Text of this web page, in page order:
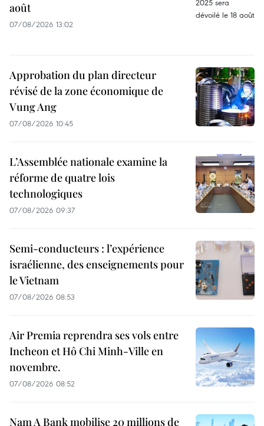
août
07/08/2026 13:02
Approbation du plan directeur
révisé de la zone économique de
Vung Ang
07/08/2026 10:45
L’Assemblée nationale examine la
réforme de quatre lois
technologiques
07/08/2026 09:37
Semi-conducteurs : l’expérience
israélienne, des enseignements pour
le Vietnam
07/08/2026 08:53
Air Premia reprendra ses vols entre
Incheon et Hô Chi Minh-Ville en
novembre.
07/08/2026 08:52
Nam A Bank mobilise 20 millions de